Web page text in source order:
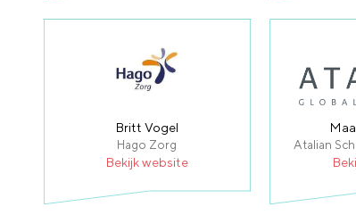
Britt Vogel
Hago Zorg
Bekijk website
Atalian